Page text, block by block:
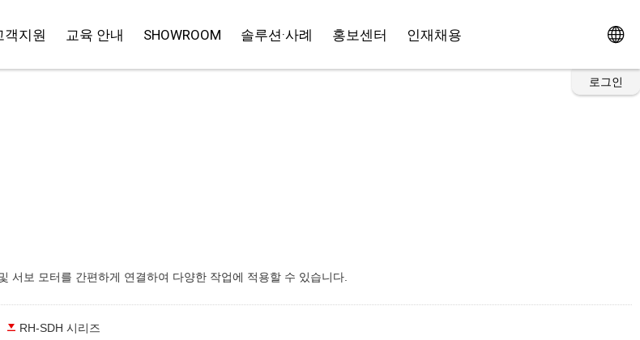
객지원 교육 안내 SHOWROOM 솔루션·사례 홍보센터 인재채용
로그인
서보 모터를 간편하게 연결하여 다양한 작업에 적용할 수 있습니다.
RH-SDH 시리즈